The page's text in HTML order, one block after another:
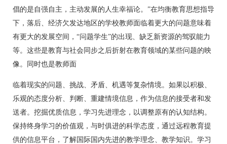
倡的是自强自主，主动发展的人生幸福论。”在均衡教育思想指导
下，落后、经济欠发达地区的学校教师面临着更大的问题意味着
有更大的发展空间，“问题学生”的出现、缺乏新资源的驾驭能力
等。这些是教育与社会同步之后折射在教育领域的某些问题的映
像。同时也是教师面
临着现实的问题、挑战、矛盾、机遇等复杂情境。如果以积极、
乐观的态度分析、判断、重建情境信息，作为信息的接受者和发
送者。挖掘优质信息，学习先进理念，以调整原有的认知结构。
保持终身学习的价值观，与时俱进的科学态度，通过远程教育提
供的信息平台，了解国际国内先进的教学理念、教学知识。学习